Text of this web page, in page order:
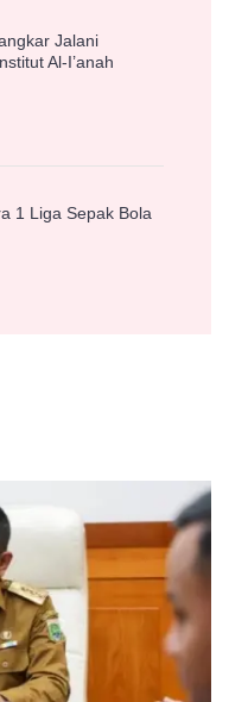
Jalani
Al-I’anah
1 Liga Sepak Bola